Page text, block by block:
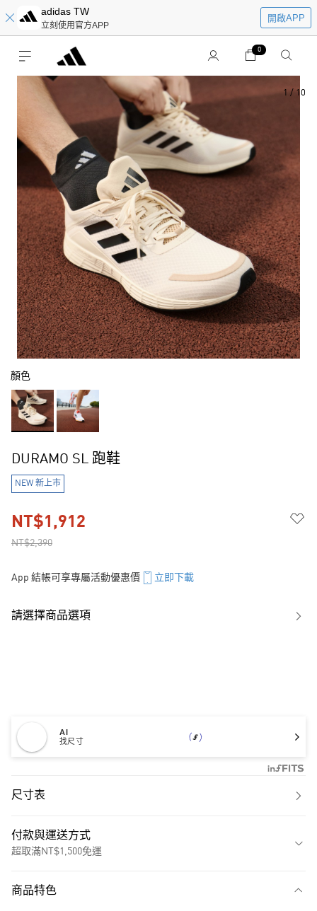
adidas TW
立刻使用官方APP
開啟APP
0
1/10
顏色
DURAMO SL 跑鞋
NEW 新上市
NT$2,390
NT$1,912
App 結帳可享專屬活動優惠價 立即下載
請選擇商品選項
AI
找尺寸
尺寸表
付款與運送方式
超取滿NT$1,500免運
商品特色